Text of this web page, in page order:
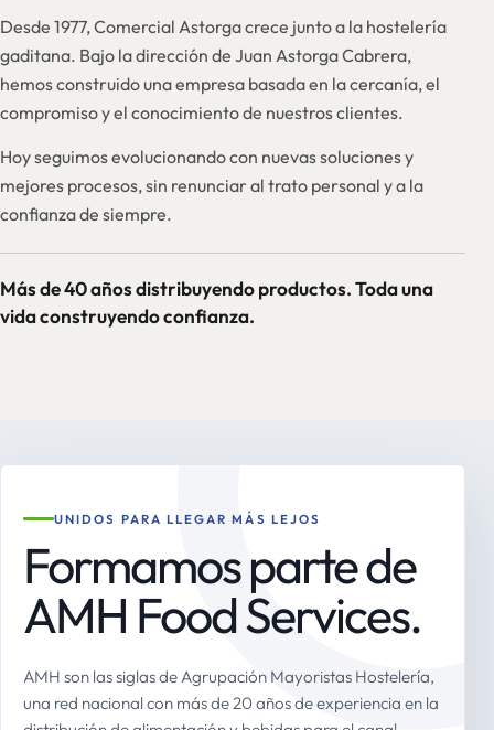
Desde 1977, Comercial Astorga crece junto a la hostelería
gaditana. Bajo la dirección de Juan Astorga Cabrera,
hemos construido una empresa basada en la cercanía, el
compromiso y el conocimiento de nuestros clientes.
Hoy seguimos evolucionando con nuevas soluciones y
mejores procesos, sin renunciar al trato personal y a la
confianza de siempre.
Más de 40 años distribuyendo productos. Toda una
vida construyendo confianza.
UNIDOS PARA LLEGAR MÁS LEJOS
Formamos parte de
AMH Food Services.
AMH son las siglas de Agrupación Mayoristas Hostelería,
una red nacional con más de 20 años de experiencia en la